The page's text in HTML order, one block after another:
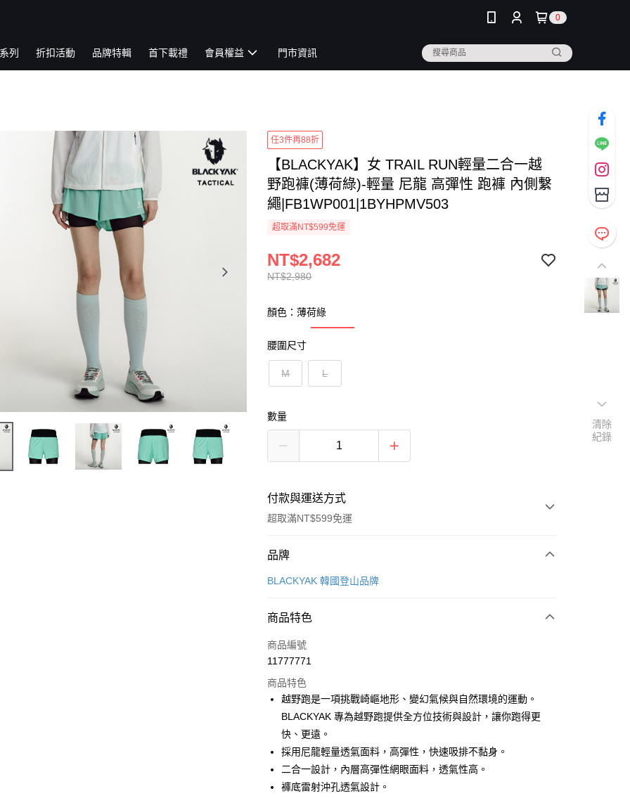
0
列 折扣活動 品牌特輯 首下載禮 會員權益 門市資訊
任3件再88折
【BLACKYAK】女 TRAIL RUN輕量二合一越
野跑褲(薄荷綠)-輕量 尼龍 高彈性 跑褲 內側繫
繩|FB1WP001|1BYHPMV503
超取滿NT$599免運
NT$2,980
NT$2,682
顏色：薄荷綠
腰圍尺寸
M L
數量
付款與運送方式
超取滿NT$599免運
付款方式
信用卡一次付款
Apple Pay
街口支付
Google Pay
全盈+PAY
大哥付你分期
品牌
BLACKYAK 韓國登山品牌
商品特色
商品編號
11777771
商品特色
越野跑是一項挑戰崎嶇地形、變幻氣候與自然環境的運動。
BLACKYAK 專為越野跑提供全方位技術與設計，讓你跑得更
快、更遠。
採用尼龍輕量透氣面料，高彈性，快速吸排不黏身。
二合一設計，內層高彈性網眼面料，透氣性高。
褲底雷射沖孔透氣設計。
清除
紀錄